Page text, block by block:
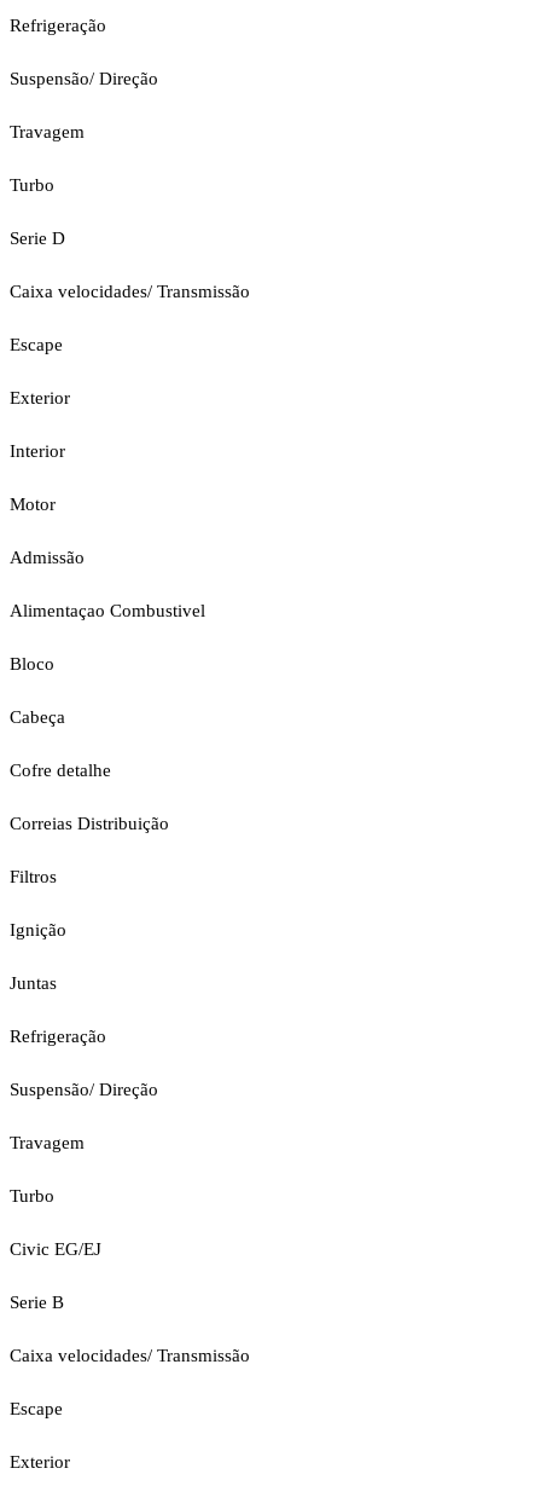
Refrigeração
Suspensão/ Direção
Travagem
Turbo
Serie D
Caixa velocidades/ Transmissão
Escape
Exterior
Interior
Motor
Admissão
Alimentaçao Combustivel
Bloco
Cabeça
Cofre detalhe
Correias Distribuição
Filtros
Ignição
Juntas
Refrigeração
Suspensão/ Direção
Travagem
Turbo
Civic EG/EJ
Serie B
Caixa velocidades/ Transmissão
Escape
Exterior